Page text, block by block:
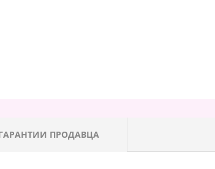
ПРОДАВЦА